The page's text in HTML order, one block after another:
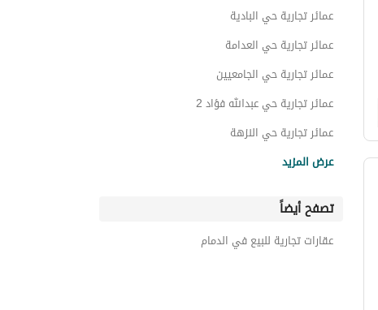
عمائر تجارية حي البادية
عمائر تجارية حي العدامة
عمائر تجارية حي الجامعيين
عمائر تجارية حي عبدالله فؤاد 2
عمائر تجارية حي النزهة
عمائر تجارية حي النابية
عمائر تجارية حي العقربية
عرض المزيد
تصفح أيضاً
عقارات تجارية للبيع في الدمام